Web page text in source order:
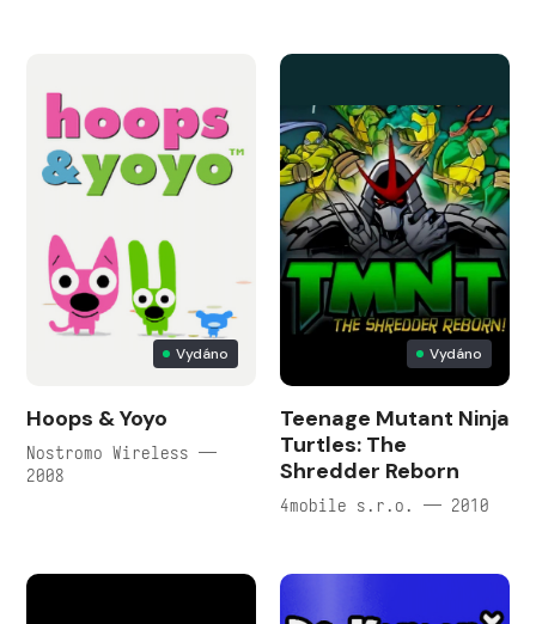
Vydáno
Hoops & Yoyo
Nostromo Wireless —
2008
Vydáno
Teenage Mutant Ninja
Turtles: The
Shredder Reborn
4mobile s.r.o. — 2010